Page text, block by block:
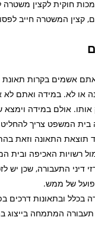
המשטרה חייב לפסול את
אשמים בקרות תאונת
לא. במידה ואתם לא
אולם במידה
בית המשפט צריך
תוצאת התאונה וזאת
רשויות האכיפה
דיני התעבורה, שכן
של ממש.
ובתאונות דרכים